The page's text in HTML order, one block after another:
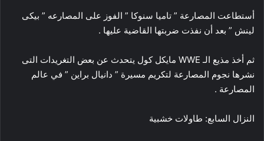
أستطاعت المصارعة ” تاميا سنوكا ” الفوز على المصارعه ” بيكى
لينش ” بعد أن نفذت ضربتها القاضية عليها .
ثم أخذ مذيع الـ WWE مايكل كول يتحدث عن بعض التغريدات التى
نشرها نجوم المصارعة لتكريم مسيرة ” دانيال براين ” في عالم
المصارعة .
النزال السابع: طاولات خشبية